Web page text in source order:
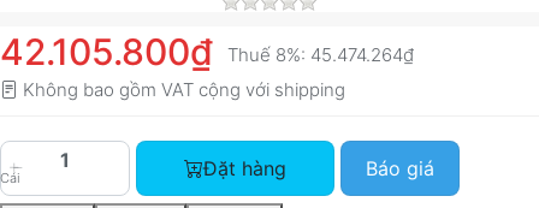
42.105.800₫ Thuế 8%: 45.474.264₫
Không bao gồm VAT cộng với shipping
Cái
HP LaserJet P4015n Printer (CB509A) với giá
Đặt hàng Báo giá